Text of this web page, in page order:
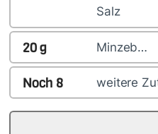
Salz
20g Minzeb…
Noch 8 weitere